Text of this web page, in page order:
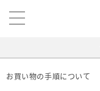
お買い物の手順について